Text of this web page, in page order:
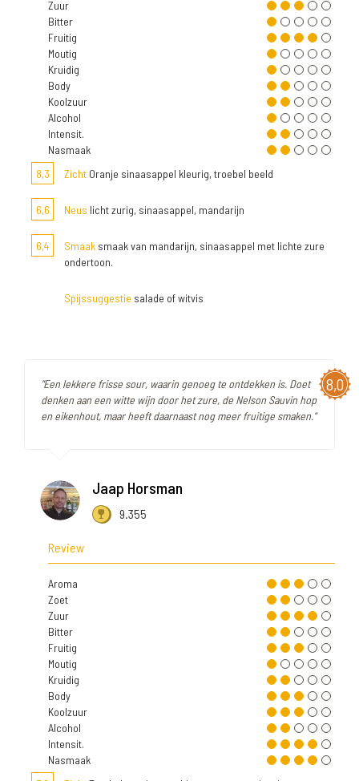
Zuur
Bitter
Fruitig
Moutig
Kruidig
Body
Koolzuur
Alcohol
Intensit.
Nasmaak
8,3
Zicht Oranje sinaasappel kleurig, troebel beeld
6,6 Neus licht zurig, sinaasappel, mandarijn
6,4 Smaak smaak van mandarijn, sinaasappel met lichte zure
ondertoon.
Spijssuggestie salade of witvis
8,0
"Een lekkere frisse sour, waarin genoeg te ontdekken is. Doet
denken aan een witte wijn door het zure, de Nelson Sauvin hop
en eikenhout, maar heeft daarnaast nog meer fruitige smaken."
Jaap Horsman
9.355
Review
Aroma
Zoet
Zuur
Bitter
Fruitig
Moutig
Kruidig
Body
Koolzuur
Alcohol
Intensit.
Nasmaak